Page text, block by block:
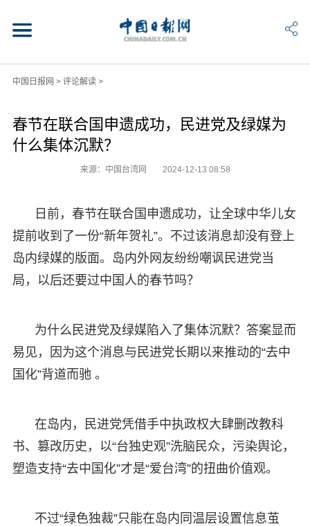
中国日报网 > 评论解读>
春节在联合国申遗成功，民进党及绿媒为
什么集体沉默？
来源：中国台湾网 2024-12-13 08:58
日前，春节在联合国申遗成功，让全球中华儿女
提前收到了一份“新年贺礼”。不过该消息却没有登上
岛内绿媒的版面。岛内外网友纷纷嘲讽民进党当
局，以后还要过中国人的春节吗？
为什么民进党及绿媒陷入了集体沉默？答案显而
易见，因为这个消息与民进党长期以来推动的“去中
国化”背道而驰 。
在岛内，民进党凭借手中执政权大肆删改教科
书、篡改历史，以“台独史观”洗脑民众，污染舆论，
塑造支持“去中国化”才是“爱台湾”的扭曲价值观。
不过“绿色独裁”只能在岛内同温层设置信息茧